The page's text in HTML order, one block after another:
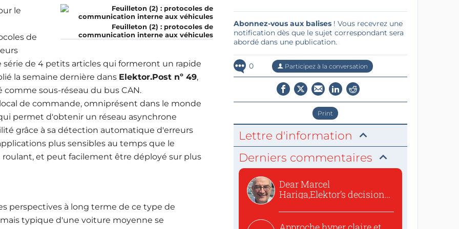
Feuilleton (2) : protocoles de
communication interne aux véhicules
le
de
série de 4 petits articles qui formeront un rapide
la semaine dernière dans Elektor.Post nº 49,
sous-réseau du bus CAN.
de commande, omniprésent dans le monde
permet d'obtenir un réseau asynchrone
grâce à sa détection automatique d'erreurs
plus sensibles au temps que le
et peut facilement être déployé sur plus
perspectives à long terme de ce type de
typique d'une voiture moyenne se
Abonnez-vous aux balises! Vous recevrez une
notification dès que le sujet correspondant sera
abordé dans une publication.
0 Participez à la conversation
Print
Lettre d'information
Derniers commentaires
Dear Marcel
Hariga,Elektor’s decision